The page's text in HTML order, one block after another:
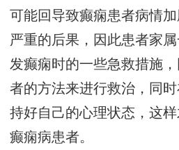
可能回导致癫痫患者病情
严重的后果，因此患者家
发癫痫时的一些急救措施
者的方法来进行救治，同
持好自己的心理状态，这
癫痫病患者。